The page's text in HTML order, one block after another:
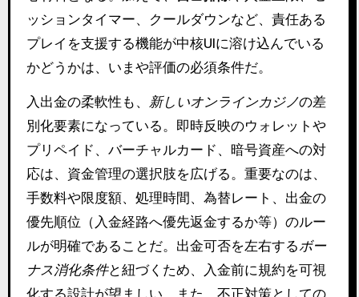
ッションタイマー、クールダウンなど、責任ある
プレイを支援する機能が中核UIに溶け込んでいる
かどうかは、いまや評価の必須条件だ。
入出金の柔軟性も、 新しいオンラインカジノの差
別化要素になっている。即時反映のウォレットや
プリペイド、バーチャルカード、暗号資産への対
応は、資金管理の選択肢を広げる。重要なのは、
手数料や限度額、処理時間、為替レート、出金の
優先順位（入金経路へ優先返金するか等）のルー
ルが明確であることだ。出金可否を左右するボー
ナス消化条件と紐づくため、入金前に規約を可視